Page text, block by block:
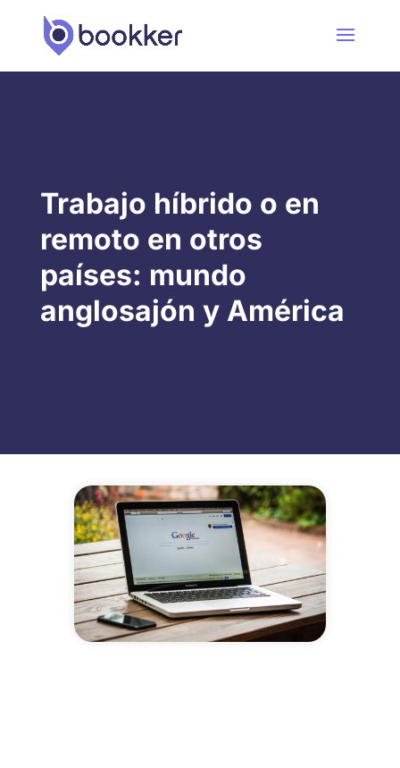
Trabajo híbrido o en
remoto en otros
países: mundo
anglosajón y América